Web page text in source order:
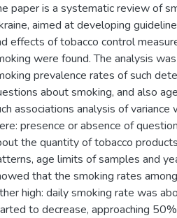
paper is a systematic review of
aimed at developing
effects of tobacco control
were found. The analysis
prevalence rates of such
about smoking, and also
associations analysis of
presence or absence of
the quantity of tobacco
age limits of samples and
that the smoking rates
high: daily smoking rate was
to decrease, approaching